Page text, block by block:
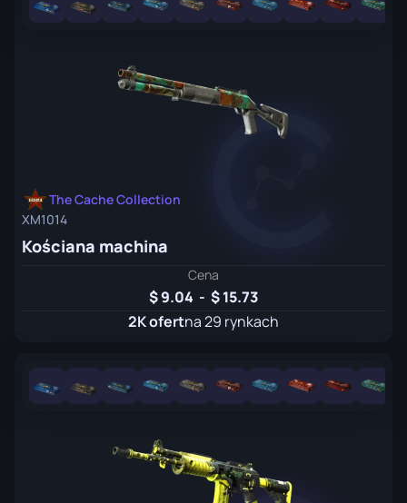
The Cache Collection
XM1014
Kościana machina
Cena
9.04 -
15.73
2K ofertna 29 rynkach